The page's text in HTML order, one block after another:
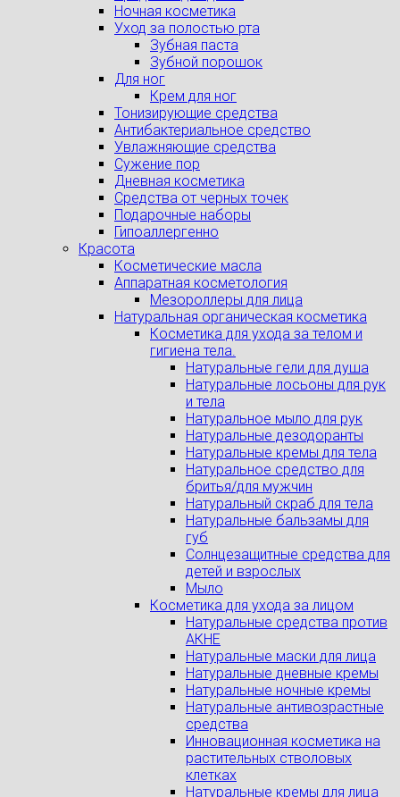
Ночная косметика
Уход за полостью рта
Зубная паста
Зубной порошок
Для ног
Крем для ног
Тонизирующие средства
Антибактериальное средство
Увлажняющие средства
Сужение пор
Дневная косметика
Средства от черных точек
Подарочные наборы
Гипоаллергенно
Красота
Косметические масла
Аппаратная косметология
Мезороллеры для лица
Натуральная органическая косметика
Косметика для ухода за телом и
гигиена тела.
Натуральные гели для душа
Натуральные лосьоны для рук
и тела
Натуральное мыло для рук
Натуральные дезодоранты
Натуральные кремы для тела
Натуральное средство для
бритья/для мужчин
Натуральный скраб для тела
Натуральные бальзамы для
губ
Солнцезащитные средства для
детей и взрослых
Мыло
Косметика для ухода за лицом
Натуральные средства против
АКНЕ
Натуральные маски для лица
Натуральные дневные кремы
Натуральные ночные кремы
Натуральные антивозрастные
средства
Инновационная косметика на
растительных стволовых
клетках
Натуральные кремы для лица